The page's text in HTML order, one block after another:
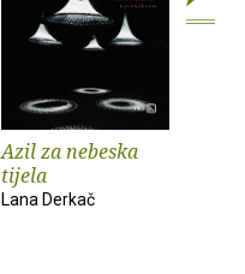
Azil za nebeska
tijela
Lana Derkač